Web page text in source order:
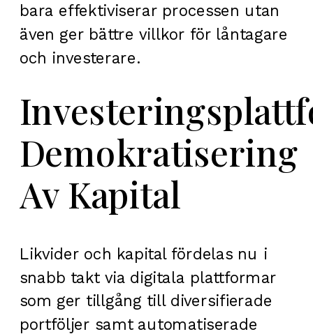
bara effektiviserar processen utan
även ger bättre villkor för låntagare
och investerare.
Demokratisering
Av Kapital
Likvider och kapital fördelas nu i
snabb takt via digitala plattformar
som ger tillgång till diversifierade
portföljer samt automatiserade